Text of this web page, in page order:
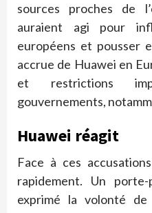
sources proches de
auraient agi pour
européens et pousser
accrue de Huawei en
et restrictions
gouvernements,
Huawei réagit
Face à ces
rapidement. Un
exprimé la volonté